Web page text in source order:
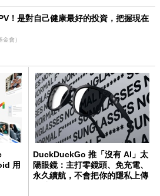
！是對自己健康最好的投資，把握現在
會）
用
DuckDuckGo 推「沒有 AI」太
陽眼鏡：主打零鏡頭、免充電、
永久續航，不會把你的隱私上傳